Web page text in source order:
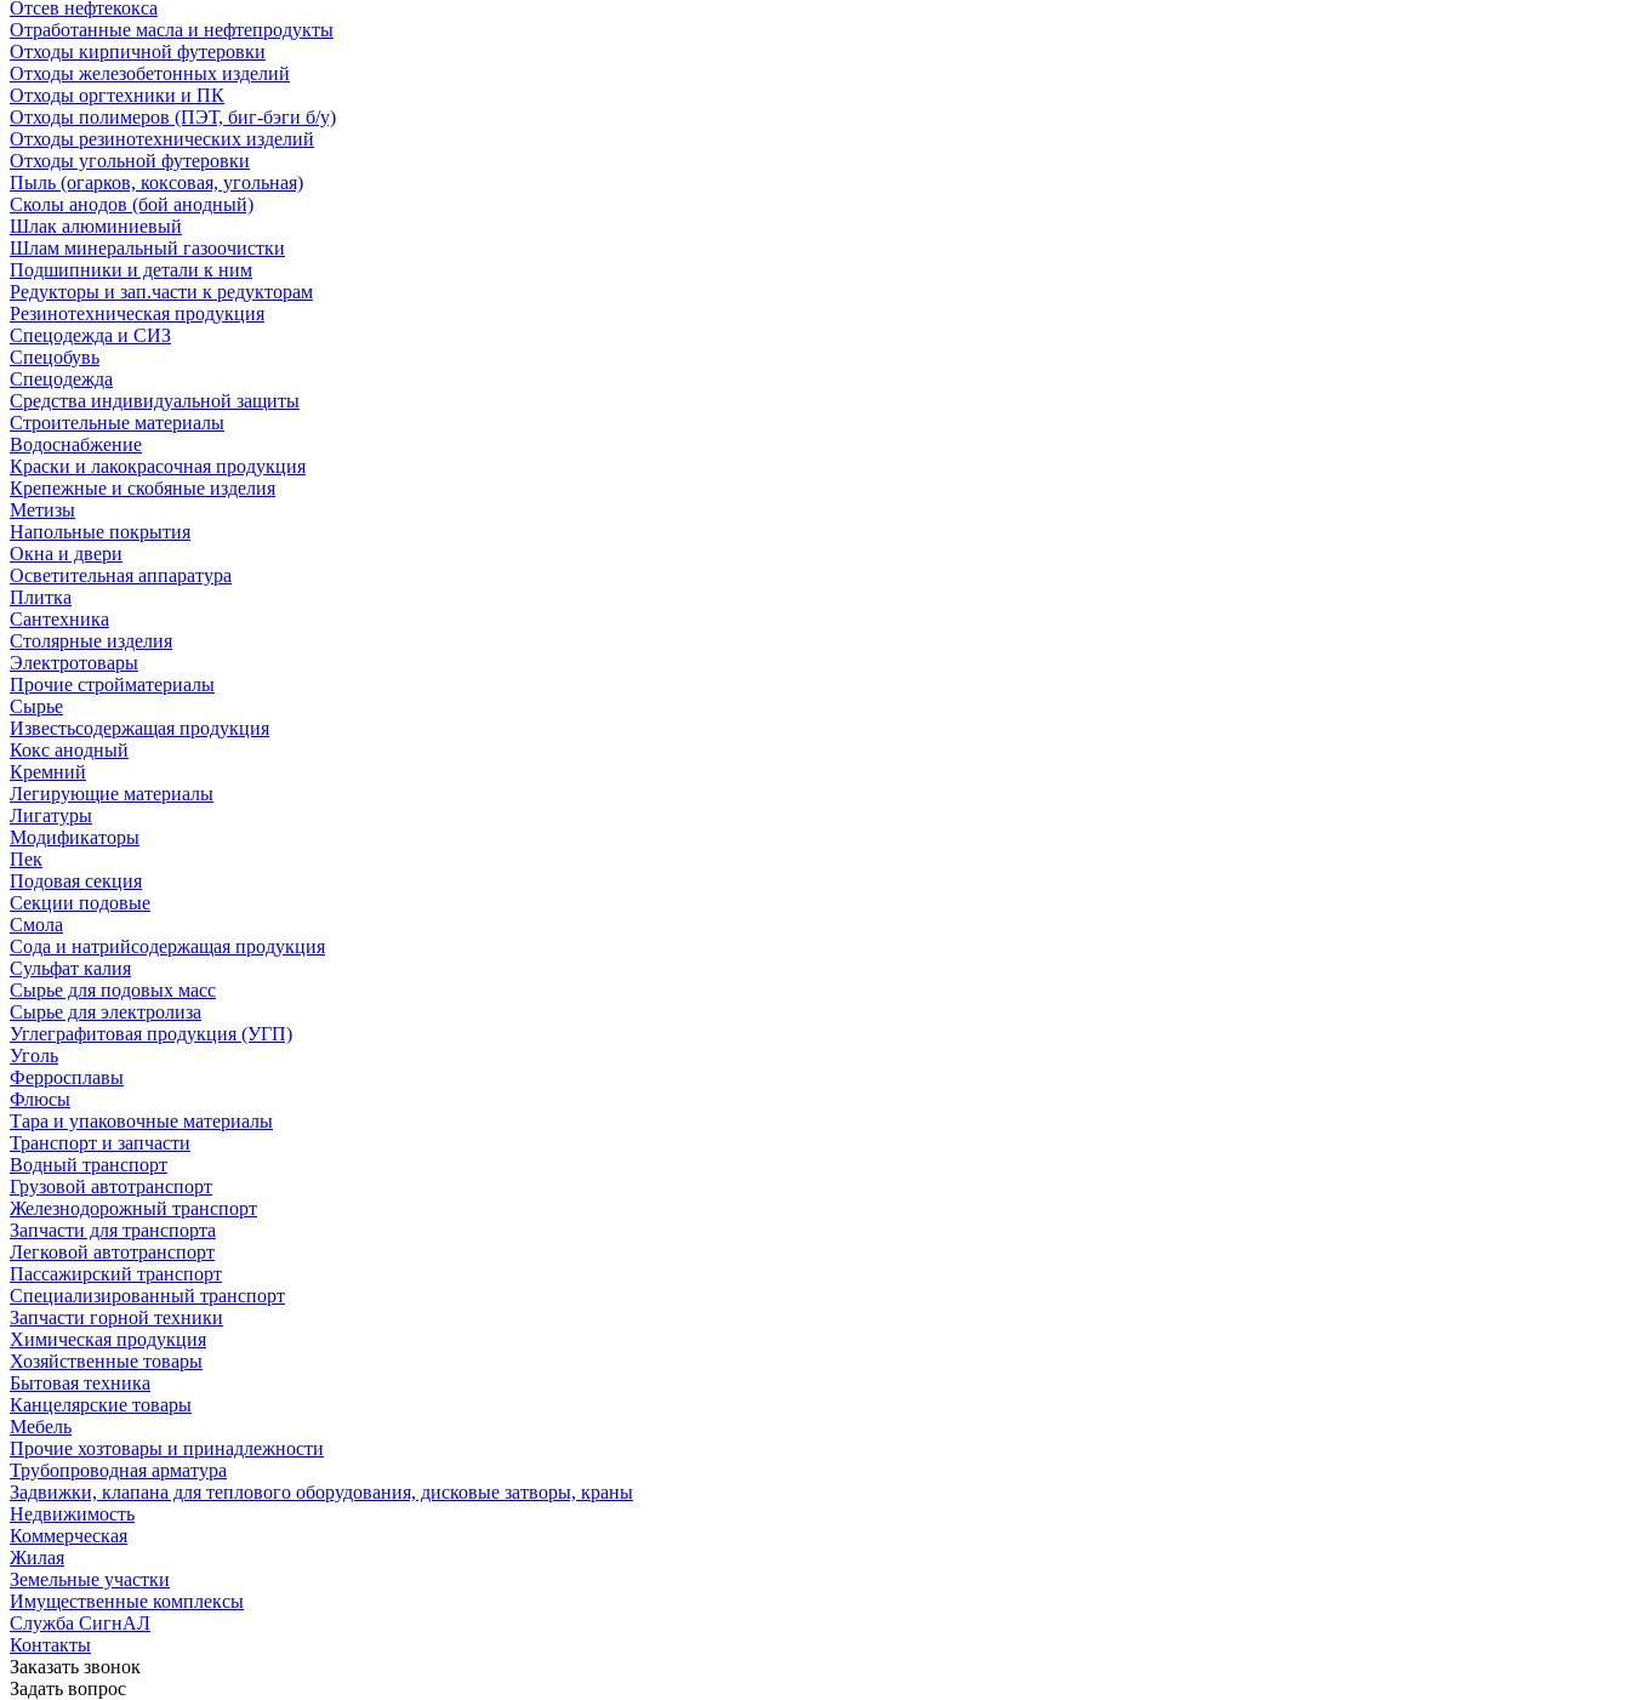
Отсев нефтекокса
Отработанные масла и нефтепродукты
Отходы кирпичной футеровки
Отходы железобетонных изделий
Отходы оргтехники и ПК
Отходы полимеров (ПЭТ, биг-бэги б/у)
Отходы резинотехнических изделий
Отходы угольной футеровки
Пыль (огарков, коксовая, угольная)
Сколы анодов (бой анодный)
Шлак алюминиевый
Шлам минеральный газоочистки
Подшипники и детали к ним
Редукторы и зап.части к редукторам
Резинотехническая продукция
Спецодежда и СИЗ
Спецобувь
Спецодежда
Средства индивидуальной защиты
Строительные материалы
Водоснабжение
Краски и лакокрасочная продукция
Крепежные и скобяные изделия
Метизы
Напольные покрытия
Окна и двери
Осветительная аппаратура
Плитка
Сантехника
Столярные изделия
Электротовары
Прочие стройматериалы
Сырье
Известьсодержащая продукция
Кокс анодный
Кремний
Легирующие материалы
Лигатуры
Модификаторы
Пек
Подовая секция
Секции подовые
Смола
Сода и натрийсодержащая продукция
Сульфат калия
Сырье для подовых масс
Сырье для электролиза
Углеграфитовая продукция (УГП)
Уголь
Ферросплавы
Флюсы
Тара и упаковочные материалы
Транспорт и запчасти
Водный транспорт
Грузовой автотранспорт
Железнодорожный транспорт
Запчасти для транспорта
Легковой автотранспорт
Пассажирский транспорт
Специализированный транспорт
Запчасти горной техники
Химическая продукция
Хозяйственные товары
Бытовая техника
Канцелярские товары
Мебель
Прочие хозтовары и принадлежности
Трубопроводная арматура
Задвижки, клапана для теплового оборудования, дисковые затворы, краны
Недвижимость
Коммерческая
Жилая
Земельные участки
Имущественные комплексы
Служба СигнАЛ
Контакты
Заказать звонок
Задать вопрос